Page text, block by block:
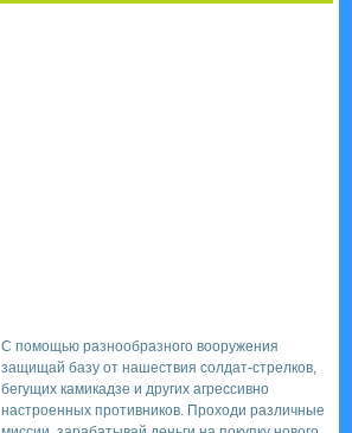
С помощью разнообразного вооружения
защищай базу от нашествия солдат-стрелков,
бегущих камикадзе и других агрессивно
настроенных противников. Проходи различные